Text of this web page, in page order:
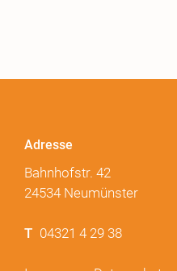
Adresse
Bahnhofstr. 42
24534 Neumünster
T 04321 4 29 38